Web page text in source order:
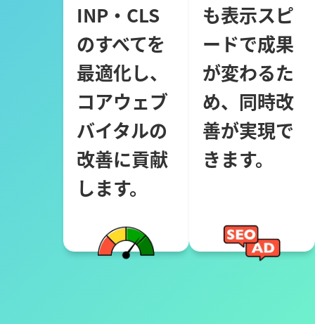
INP・CLS
のすべてを
最適化し、
コアウェブ
バイタルの
改善に貢献
します。
も表示スピ
ードで成果
が変わるた
め、同時改
善が実現で
きます。